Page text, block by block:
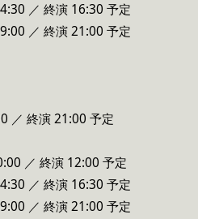
／ 終演 16:30 予定
／ 終演 21:00 予定
／ 終演 21:00 予定
／ 終演 12:00 予定
／ 終演 16:30 予定
／ 終演 21:00 予定